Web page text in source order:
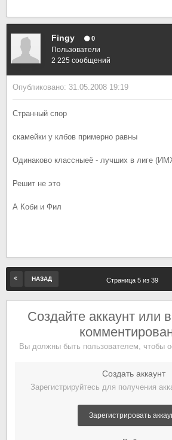
Fingy 0
Пользователи
2 225 сообщений
Опубликовано: 31.05.2008 19:19
Странный спор
скамейки у клбов примерно равны
Одинаково классныеё - лучших в лиге
Решит не это
А Коби и Фил
НАЗАД Страница 5 из 39
Создайте аккаунт или
Вы должны быть пользователем, чтобы
Создать аккаунт
Зарегистрируйтесь для получения
Зарегистрировать